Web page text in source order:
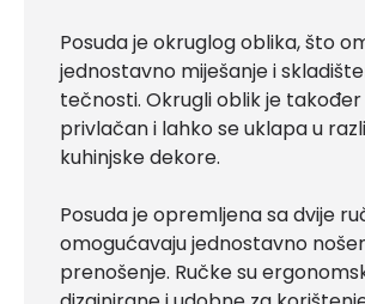
Posuda je okruglog oblika, što
jednostavno miješanje i
tečnosti. Okrugli oblik je
privlačan i lahko se uklapa u
kuhinjske dekore.
Posuda je opremljena sa dvije
omogućavaju jednostavno
prenošenje. Ručke su